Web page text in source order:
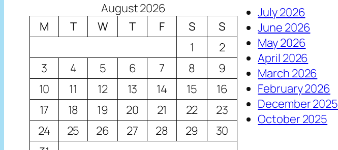
August 2026
M
T W T F S
S
1
2
3
4 5 6 7 8
9
10
11 12 13 14 15
16
17
18 19 20 21 22
23
24
25 26 27 28 29
30
July 2026
June 2026
May 2026
April 2026
March 2026
February 2026
December 2025
October 2025